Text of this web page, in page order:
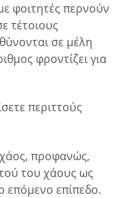
φοιτητές περνούν
τέτοιους
σε μέλη
φροντίζει για
περιττούς
χάος, προφανώς,
του χάους ως
επόμενο επίπεδο.